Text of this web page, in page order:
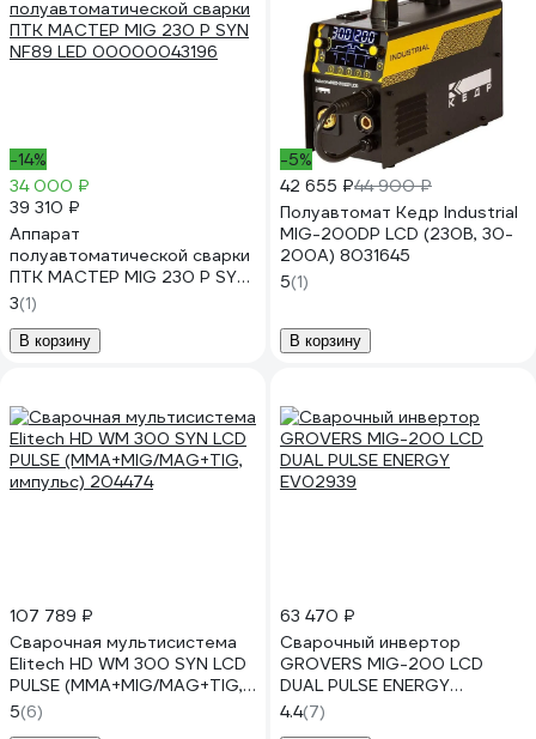
-14%
34 000 ₽
39 310 ₽
Аппарат
полуавтоматической сварки
ПТК МАСТЕР MIG 230 P SYN
NF89 LED 00000043196
3(1)
В корзину
-5%
42 655 ₽44 900 ₽
Полуавтомат Кедр Industrial
MIG-200DP LCD (230В, 30-
200А) 8031645
5(1)
В корзину
107 789 ₽
Сварочная мультисистема
Elitech HD WM 300 SYN LCD
PULSE (ММА+MIG/MAG+TIG,
импульс) 204474
5(6)
63 470 ₽
Сварочный инвертор
GROVERS MIG-200 LCD
DUAL PULSE ENERGY
EV02939
4.4(7)